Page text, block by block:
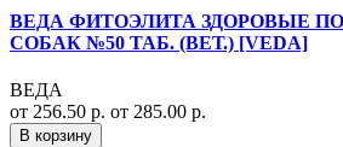
ВЕДА ФИТОЭЛИТА ЗДОРОВЫЕ
СОБАК №50 ТАБ. (ВЕТ.) [VEDA]
ВЕДА
от 256.50 р. от 285.00 р.
В корзину